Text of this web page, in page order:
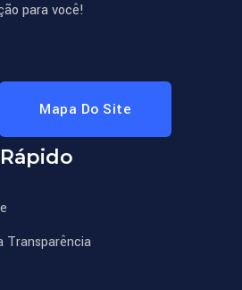
para você!
Mapa Do Site
Transparência